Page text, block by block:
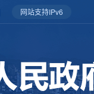
网站支持IPv6